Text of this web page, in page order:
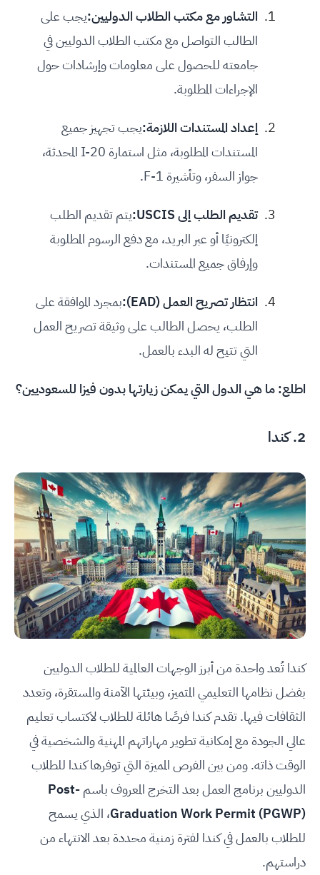
التشاور مع مكتب الطلاب الدوليين:يجب على
الطالب التواصل مع مكتب الطلاب الدوليين في
جامعته للحصول على معلومات وإرشادات حول
الإجراءات المطلوبة.
إعداد المستندات اللازمة:يجب تجهيز جميع
المستندات المطلوبة، مثل استمارة I-20 المحدثة،
جواز السفر، وتأشيرة F-1.
تقديم الطلب إلى USCIS:
يتم تقديم الطلب
إلكترونيًا أو عبر البريد، مع دفع الرسوم المطلوبة
وإرفاق جميع المستندات.
انتظار تصريح العمل (EAD):
بمجرد الموافقة على
الطلب، يحصل الطالب على وثيقة تصريح العمل
التي تتيح له البدء بالعمل.
اطلع:ما هي الدول التي يمكن زيارتها بدون فيزا للسعوديين؟
2. كندا
كندا تُعد واحدة من أبرز الوجهات العالمية للطلاب الدوليين
بفضل نظامها التعليمي المتميز، وبيئتها الآمنة والمستقرة، وتعدد
الثقافات فيها. تقدم كندا فرصًا هائلة للطلاب لاكتساب تعليم
عالي الجودة مع إمكانية تطوير مهاراتهم المهنية والشخصية في
الوقت ذاته. ومن بين الفرص المميزة التي توفرها كندا للطلاب
الدوليين برنامج العمل بعد التخرج المعروف باسمPost-
Graduation Work Permit (PGWP)، الذي يسمح
للطلاب بالعمل في كندا لفترة زمنية محددة بعد الانتهاء من
دراستهم.